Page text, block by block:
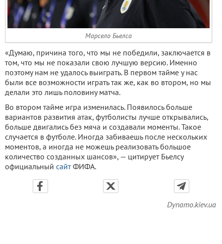
Марсело Бьелса
«Думаю, причина того, что мы не победили, заключается в
том, что мы не показали свою лучшую версию. Именно
поэтому нам не удалось выиграть. В первом тайме у нас
были все возможности играть так же, как во втором, но мы
делали это лишь половину матча.
Во втором тайме игра изменилась. Появилось больше
вариантов развития атак, футболисты лучше открывались,
больше двигались без мяча и создавали моменты. Такое
случается в футболе. Иногда забиваешь после нескольких
моментов, а иногда не можешь реализовать большое
количество созданных шансов», — цитирует Бьелсу
официальный сайтФИФА.
Dynamo.kiev.ua